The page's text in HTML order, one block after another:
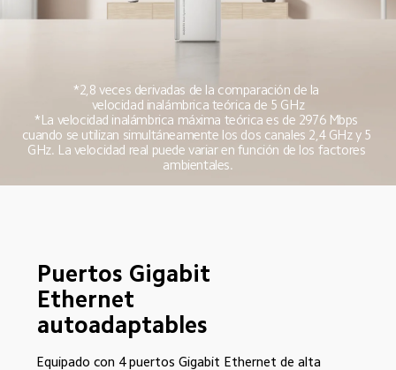
*2,8 veces derivadas de la comparación de la
velocidad inalámbrica teórica de 5 GHz
*La velocidad inalámbrica máxima teórica es de 2976 Mbps
cuando se utilizan simultáneamente los dos canales 2,4 GHz y 5
GHz. La velocidad real puede variar en función de los factores
ambientales.
Puertos Gigabit
Ethernet
autoadaptables
Equipado con 4 puertos Gigabit Ethernet de alta